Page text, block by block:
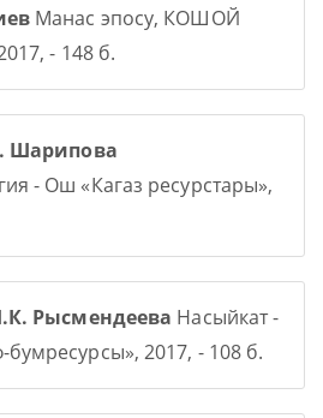
Манас эпосу, КОШОЙ
- 148 б.
Шарипова
- Ош «Кагаз ресурстары»,
Рысмендеева Насыйкат -
2017, - 108 б.